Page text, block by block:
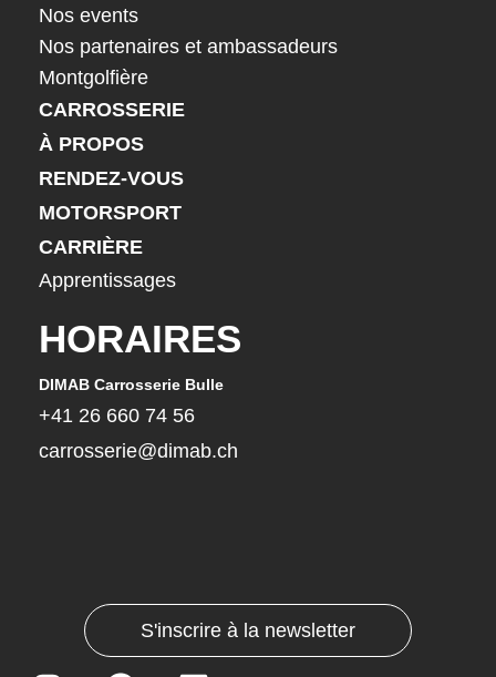
Nos events
Nos partenaires et ambassadeurs
Montgolfière
CARROSSERIE
À PROPOS
RENDEZ-VOUS
MOTORSPORT
CARRIÈRE
Apprentissages
HORAIRES
DIMAB Carrosserie Bulle
+41 26 660 74 56
carrosserie@dimab.ch
S'inscrire à la newsletter